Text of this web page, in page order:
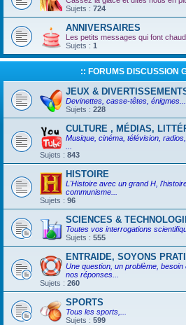
Sujets : 724
ANNIVERSAIRES
Les petits messages qui font
Sujets : 1
:: FORUMS DISCUSSION
JEUX &
Devinettes, casse-têtes,
Sujets : 228
CULTURE , MÉDIAS,
Musique, cinéma, télévision,
Sujets : 843
HISTOIRE
L'Histoire avec un grand H,
communisme...
Sujets : 96
SCIENCES &
Toutes vos interrogations
Sujets : 555
ENTRAIDE, SOYONS
Une question, un problème,
nos réponses...
Sujets : 260
SPORTS
Tous les sports,...
Sujets : 599